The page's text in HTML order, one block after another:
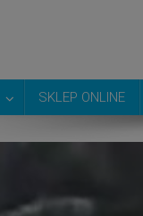
SKLEP ONLINE